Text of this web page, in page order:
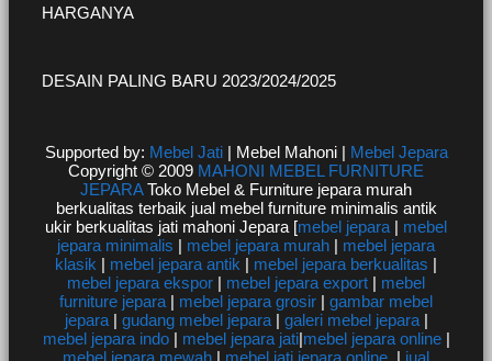
HARGANYA
DESAIN PALING BARU 2023/2024/2025
Supported by: Mebel Jati| Mebel Mahoni | Mebel Jepara
Copyright © 2009 MAHONI MEBEL FURNITURE
JEPARAToko Mebel & Furniture jepara murah
berkualitas terbaik jual mebel furniture minimalis antik
ukir berkualitas jati mahoni Jepara [mebel jepara | mebel
jepara minimalis | mebel jepara murah | mebel jepara
klasik | mebel jepara antik | mebel jepara berkualitas |
mebel jepara ekspor | mebel jepara export | mebel
furniture jepara | mebel jepara grosir | gambar mebel
jepara| gudang mebel jepara| galeri mebel jepara|
mebel jepara indo| mebel jepara jati|mebel jepara online|